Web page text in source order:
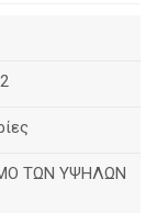
ΤΩΝ ΥΨΗΛΩΝ